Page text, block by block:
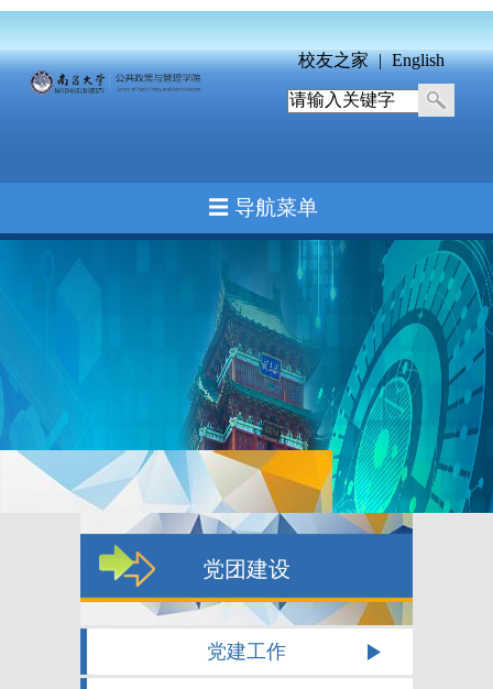
校友之家 | English
☰ 导航菜单
党团建设
党建工作